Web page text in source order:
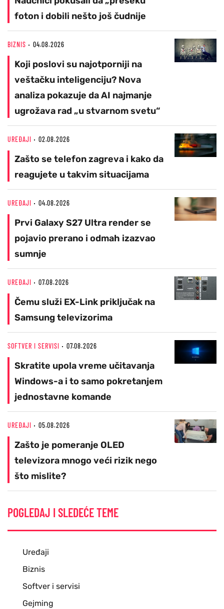
foton i dobili nešto još čudnije
BIZNIS 04.08.2026
Koji poslovi su najotporniji na
veštačku inteligenciju? Nova
analiza pokazuje da AI najmanje
ugrožava rad „u stvarnom svetu“
UREĐAJI 02.08.2026
Zašto se telefon zagreva i kako da
reagujete u takvim situacijama
UREĐAJI 04.08.2026
Prvi Galaxy S27 Ultra render se
pojavio prerano i odmah izazvao
sumnje
UREĐAJI 07.08.2026
Čemu služi EX-Link priključak na
Samsung televizorima
SOFTVER I SERVISI 07.08.2026
Skratite upola vreme učitavanja
Windows-a i to samo pokretanjem
jednostavne komande
UREĐAJI 05.08.2026
Zašto je pomeranje OLED
televizora mnogo veći rizik nego
što mislite?
POGLEDAJ I SLEDEĆE TEME
Uređaji
Biznis
Softver i servisi
Gejming